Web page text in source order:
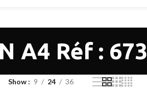
A4 Réf : 673
Show 9 24 36